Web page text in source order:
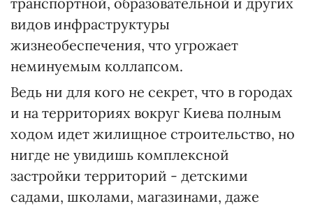
видов инфраструктуры
жизнеобеспечения, что угрожает
неминуемым коллапсом.
Ведь ни для кого не секрет, что в городах
и на территориях вокруг Киева полным
ходом идет жилищное строительство, но
нигде не увидишь комплексной
застройки территорий - детскими
садами, школами, магазинами, даже